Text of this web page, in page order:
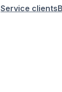
Service clients